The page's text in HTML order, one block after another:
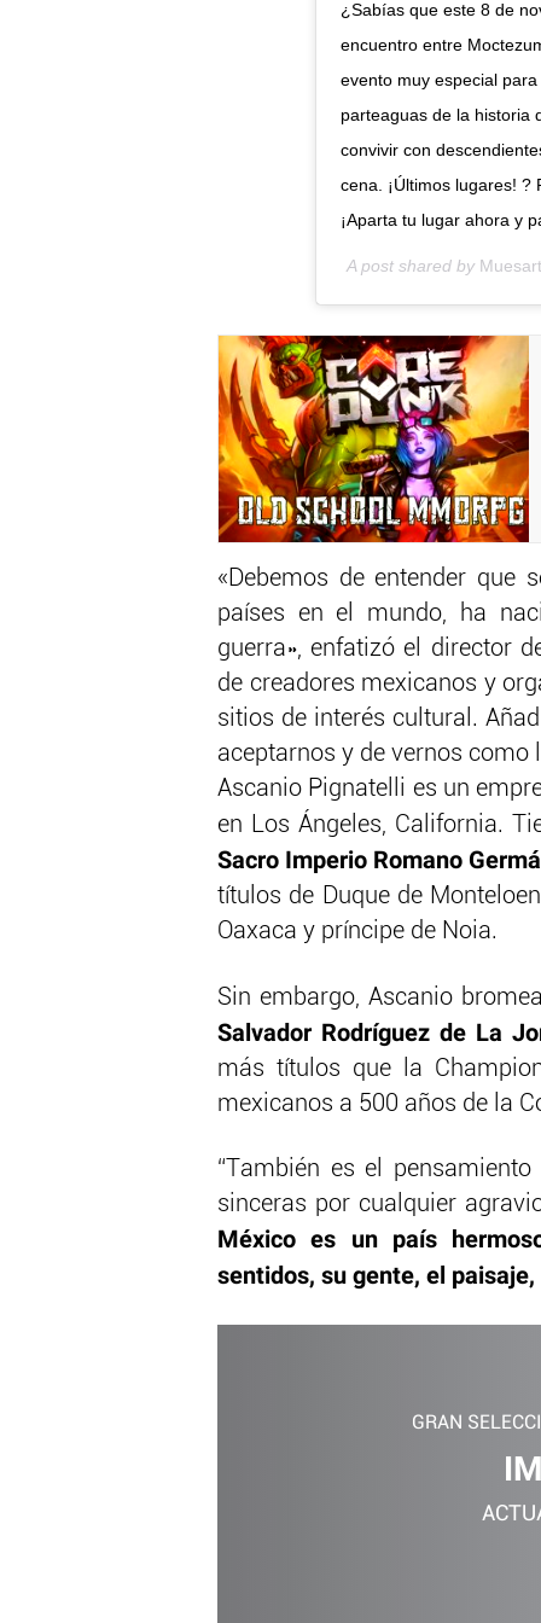
¿Sabías que este 8 de
encuentro entre
evento muy especial
parteaguas de la historia
convivir con
cena. ¡Últimos lugares! ?
¡Aparta tu lugar ahora y
A post shared by Muesart
«Debemos de entender
países en el mundo, ha
guerra», enfatizó el director
de creadores mexicanos y
sitios de interés cultural.
aceptarnos y de vernos como
Ascanio Pignatelli es un
en Los Ángeles, California.
Sacro Imperio Romano
títulos de Duque de
Oaxaca y príncipe de Noia.
Sin embargo, Ascanio
Salvador Rodríguez de La
más títulos que la
mexicanos a 500 años de la
“También es el
sinceras por cualquier
México es un país
sentidos, su gente, el
GRAN